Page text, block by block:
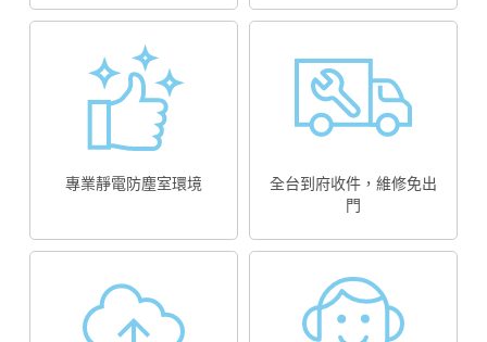
專業靜電防塵室環境
全台到府收件，維修免出
門